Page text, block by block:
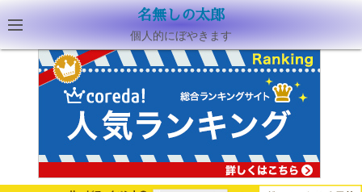
名無しの太郎
個人的にぼやきます